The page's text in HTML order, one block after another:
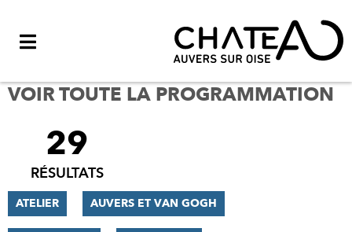
VOIR TOUTE LA PROGRAMMATION
FILTRER
RÉSULTATS
29
RÉSULTATS
ATELIER AUVERS ET VAN GOGH